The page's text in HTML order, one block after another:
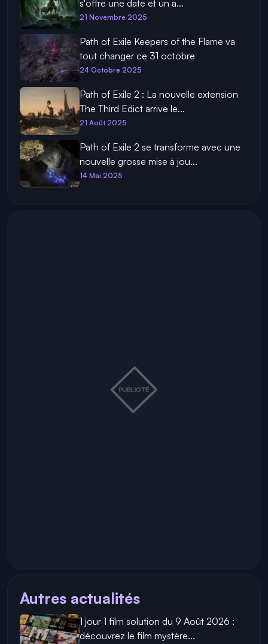
s'offre une date et un a...
21 Novembre 2025
Path of Exile Keepers of the Flame va
tout changer ce 31 octobre
24 Octobre 2025
Path of Exile 2 : La nouvelle extension
The Third Edict arrive le...
21 Août 2025
Path of Exile 2 se transforme avec une
nouvelle grosse mise à jou...
14 Mai 2025
Autres actualités
1 jour 1 film solution du 9 Août 2026 :
découvrez le film mystère...